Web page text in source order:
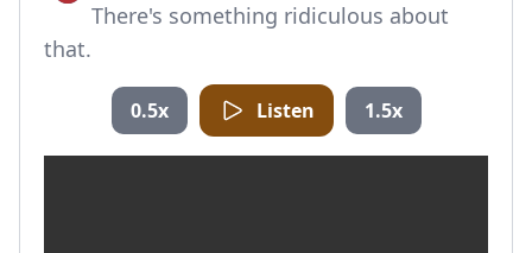
There's something ridiculous about
that.
0.5x Listen 1.5x